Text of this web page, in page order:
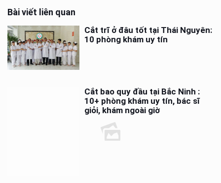
Bài viết liên quan
Cắt trĩ ở đâu tốt tại Thái Nguyên:
10 phòng khám uy tín
Cắt bao quy đầu tại Bắc Ninh :
10+ phòng khám uy tín, bác sĩ
giỏi, khám ngoài giờ